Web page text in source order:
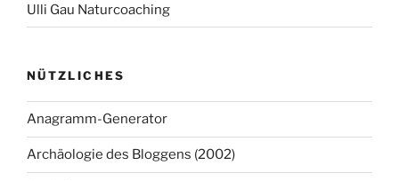
Ulli Gau Naturcoaching
NÜTZLICHES
Anagramm-Generator
Archäologie des Bloggens (2002)